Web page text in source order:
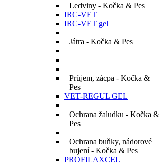
Ledviny - Kočka & Pes
IRC-VET
IRC-VET gel
Játra - Kočka & Pes
Průjem, zácpa - Kočka &
Pes
VET-REGUL GEL
Ochrana žaludku - Kočka &
Pes
Ochrana buňky, nádorové
bujení - Kočka & Pes
PROFILAXCEL